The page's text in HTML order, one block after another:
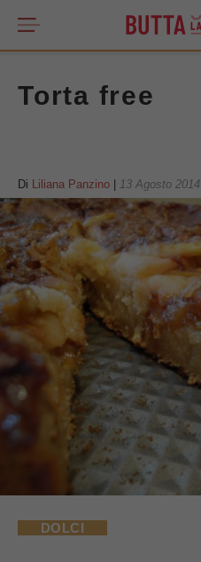
Torta free
Di Liliana Panzino 13 Agosto 2014
DOLCI